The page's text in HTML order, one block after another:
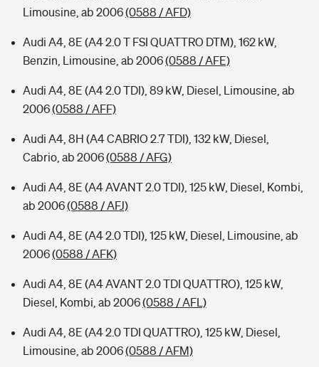
Limousine, ab 2006(0588 / AFD)
Audi A4, 8E (A4 2.0 T FSI QUATTRO DTM), 162 kW,
Benzin, Limousine, ab 2006(0588 / AFE)
Audi A4, 8E (A4 2.0 TDI), 89 kW, Diesel, Limousine, ab
2006(0588 / AFF)
Audi A4, 8H (A4 CABRIO 2.7 TDI), 132 kW, Diesel,
Cabrio, ab 2006(0588 / AFG)
Audi A4, 8E (A4 AVANT 2.0 TDI), 125 kW, Diesel, Kombi,
ab 2006(0588 / AFJ)
Audi A4, 8E (A4 2.0 TDI), 125 kW, Diesel, Limousine, ab
2006(0588 / AFK)
Audi A4, 8E (A4 AVANT 2.0 TDI QUATTRO), 125 kW,
Diesel, Kombi, ab 2006(0588 / AFL)
Audi A4, 8E (A4 2.0 TDI QUATTRO), 125 kW, Diesel,
Limousine, ab 2006(0588 / AFM)